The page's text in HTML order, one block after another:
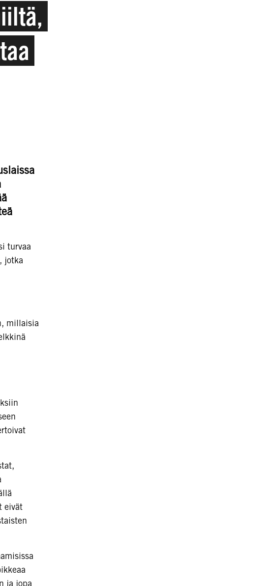
turvaa
jotka
millaisia
eivät
ja jopa